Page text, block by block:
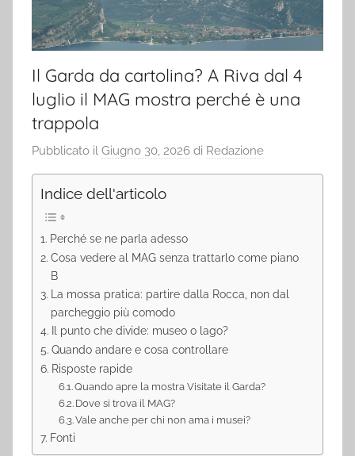
Il Garda da cartolina? A Riva dal 4
luglio il MAG mostra perché è una
trappola
Pubblicato il Giugno 30, 2026 di Redazione
Indice dell'articolo
Perché se ne parla adesso
Cosa vedere al MAG senza trattarlo come piano
B
La mossa pratica: partire dalla Rocca, non dal
parcheggio più comodo
Il punto che divide: museo o lago?
Quando andare e cosa controllare
Risposte rapide
Quando apre la mostra Visitate il Garda?
Dove si trova il MAG?
Vale anche per chi non ama i musei?
Fonti